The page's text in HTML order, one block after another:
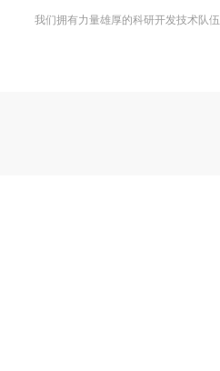
我们拥有力量雄厚的科研开发技术队伍